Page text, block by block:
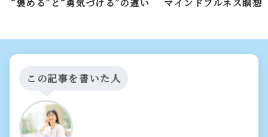
“褒める”と“勇気づける”の違い マインドフルネス瞑想
この記事を書いた人